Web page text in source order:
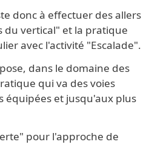
donc à effectuer des allers
du vertical" et la pratique
avec l'activité "Escalade".
dans le domaine des
qui va des voies
équipées et jusqu'aux plus
pour l'approche de